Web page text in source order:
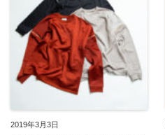
2019年3月3日